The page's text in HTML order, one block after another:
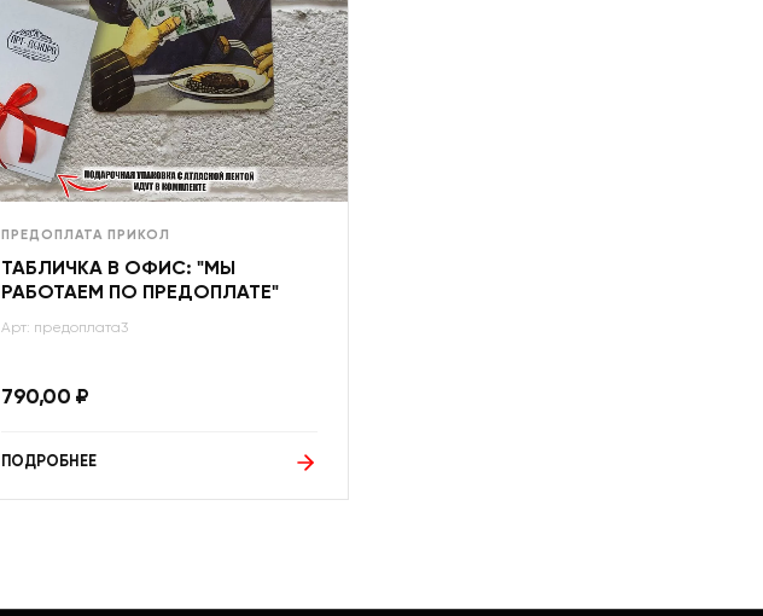
ПРЕДОПЛАТА ПРИКОЛ
ТАБЛИЧКА В ОФИС: "МЫ
РАБОТАЕМ ПО ПРЕДОПЛАТЕ"
Арт: предоплата3
790,00 ₽
ПОДРОБНЕЕ